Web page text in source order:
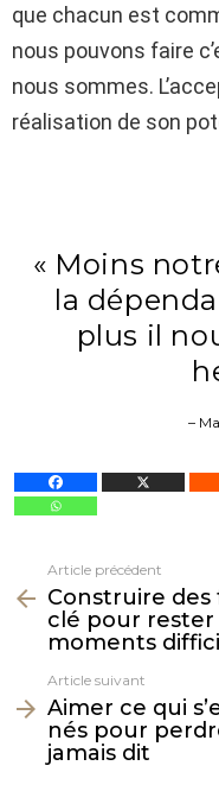
que chacun est
nous pouvons faire
nous sommes.
réalisation de son
« Moins
la
plus il
–
plus
Article précédent
Construire des
clé pour rester
moments
Article suivant
Aimer ce qui
nés pour
jamais dit